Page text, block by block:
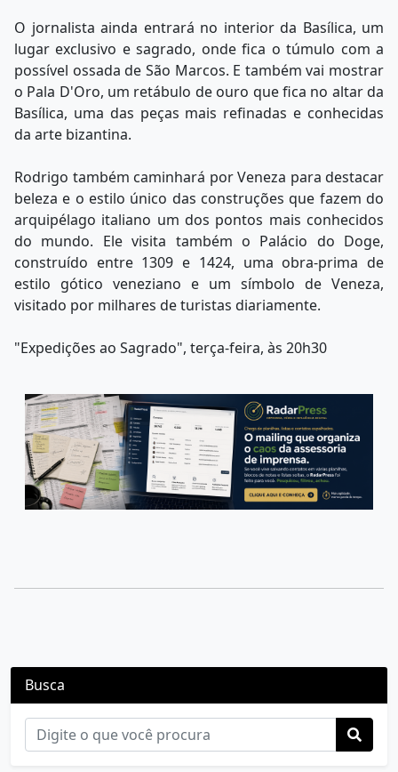
O jornalista ainda entrará no interior da Basílica, um
lugar exclusivo e sagrado, onde fica o túmulo com a
possível ossada de São Marcos. E também vai mostrar
o Pala D'Oro, um retábulo de ouro que fica no altar da
Basílica, uma das peças mais refinadas e conhecidas
da arte bizantina.
Rodrigo também caminhará por Veneza para destacar
beleza e o estilo único das construções que fazem do
arquipélago italiano um dos pontos mais conhecidos
do mundo. Ele visita também o Palácio do Doge,
construído entre 1309 e 1424, uma obra-prima de
estilo gótico veneziano e um símbolo de Veneza,
visitado por milhares de turistas diariamente.
"Expedições ao Sagrado", terça-feira, às 20h30
Busca